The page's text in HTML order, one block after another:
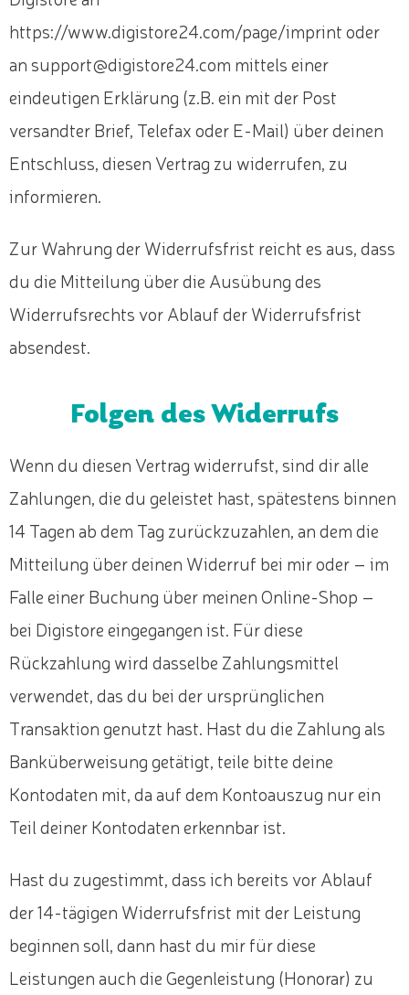
https://www.digistore24.com/page/imprint oder
an support@digistore24.com mittels einer
eindeutigen Erklärung (z.B. ein mit der Post
versandter Brief, Telefax oder E-Mail) über deinen
Entschluss, diesen Vertrag zu widerrufen, zu
informieren.
Zur Wahrung der Widerrufsfrist reicht es aus, dass
du die Mitteilung über die Ausübung des
Widerrufsrechts vor Ablauf der Widerrufsfrist
absendest.
Folgen des Widerrufs
Wenn du diesen Vertrag widerrufst, sind dir alle
Zahlungen, die du geleistet hast, spätestens binnen
14 Tagen ab dem Tag zurückzuzahlen, an dem die
Mitteilung über deinen Widerruf bei mir oder – im
Falle einer Buchung über meinen Online-Shop –
bei Digistore eingegangen ist. Für diese
Rückzahlung wird dasselbe Zahlungsmittel
verwendet, das du bei der ursprünglichen
Transaktion genutzt hast. Hast du die Zahlung als
Banküberweisung getätigt, teile bitte deine
Kontodaten mit, da auf dem Kontoauszug nur ein
Teil deiner Kontodaten erkennbar ist.
Hast du zugestimmt, dass ich bereits vor Ablauf
der 14-tägigen Widerrufsfrist mit der Leistung
beginnen soll, dann hast du mir für diese
Leistungen auch die Gegenleistung (Honorar) zu